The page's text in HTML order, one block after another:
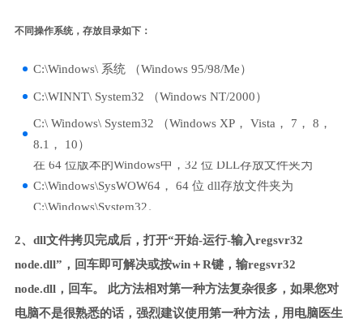
不同操作系统，存放目录如下：
C:\Windows\ 系统 （Windows 95/98/Me）
C:\WINNT\ System32 （Windows NT/2000）
C:\ Windows\ System32 （Windows XP， Vista， 7， 8，
8.1， 10）
在 64 位版本的Windows中，32 位 DLL存放文件夹为
C:\Windows\SysWOW64， 64 位 dll存放文件夹为
C:\Windows\System32。
2、dll文件拷贝完成后，打开“开始-运行-输入regsvr32
node.dll”，回车即可解决或按win＋R键，输regsvr32
node.dll，回车。 此方法相对第一种方法复杂很多，如果您对
电脑不是很熟悉的话，强烈建议使用第一种方法，用电脑医生